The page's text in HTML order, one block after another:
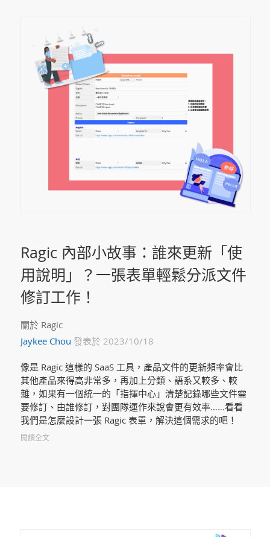
Ragic 內部小故事：誰來更新「使
用說明」？一張表單輕鬆分派文件
修訂工作！
關於 Ragic
Jaykee Chou 發表於 2023/10/18
像是 Ragic 這樣的 SaaS 工具，產品文件的更新頻率會比
其他產品來得高非常多，再加上分類、語系又較多、較
雜，如果有一個統一的「指揮中心」清楚記錄哪些文件需
要修訂、由誰修訂，對團隊運作來說會更有效率……看看
我們是怎麼設計一張 Ragic 表單，解決這個需求的吧！
閱讀全文